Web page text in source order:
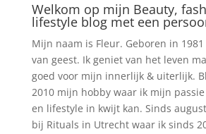
Welkom op mijn Beauty,
lifestyle blog met een
Mijn naam is Fleur. Geboren in
van geest. Ik geniet van het leven
goed voor mijn innerlijk & uiterlijk.
2010 mijn hobby waar ik mijn
en lifestyle in kwijt kan. Sinds
bij Rituals in Utrecht waar ik sinds